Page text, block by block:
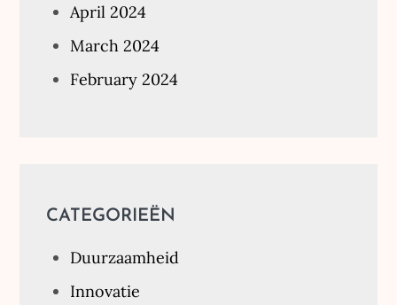
April 2024
March 2024
February 2024
CATEGORIEËN
Duurzaamheid
Innovatie